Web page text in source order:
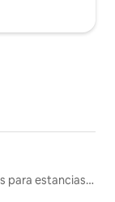
Alojamientos para estancias largas